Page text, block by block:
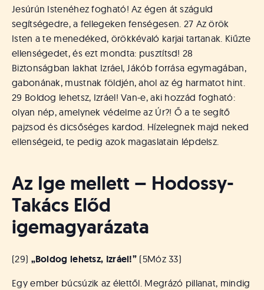
Jesúrún Istenéhez fogható! Az égen át száguld
segítségedre, a fellegeken fenségesen. 27 Az örök
Isten a te menedéked, örökkévaló karjai tartanak. Kiűzte
ellenségedet, és ezt mondta: pusztítsd! 28
Biztonságban lakhat Izráel, Jákób forrása egymagában,
gabonának, mustnak földjén, ahol az ég harmatot hint.
29 Boldog lehetsz, Izráel! Van-e, aki hozzád fogható:
olyan nép, amelynek védelme az Úr?! Ő a te segítő
pajzsod és dicsőséges kardod. Hízelegnek majd neked
ellenségeid, te pedig azok magaslatain lépdelsz.
Az Ige mellett – Hodossy-
Takács Előd
igemagyarázata
(29) „Boldog lehetsz, Izráel!” (5Móz 33)
Egy ember búcsúzik az élettől. Megrázó pillanat, mindig